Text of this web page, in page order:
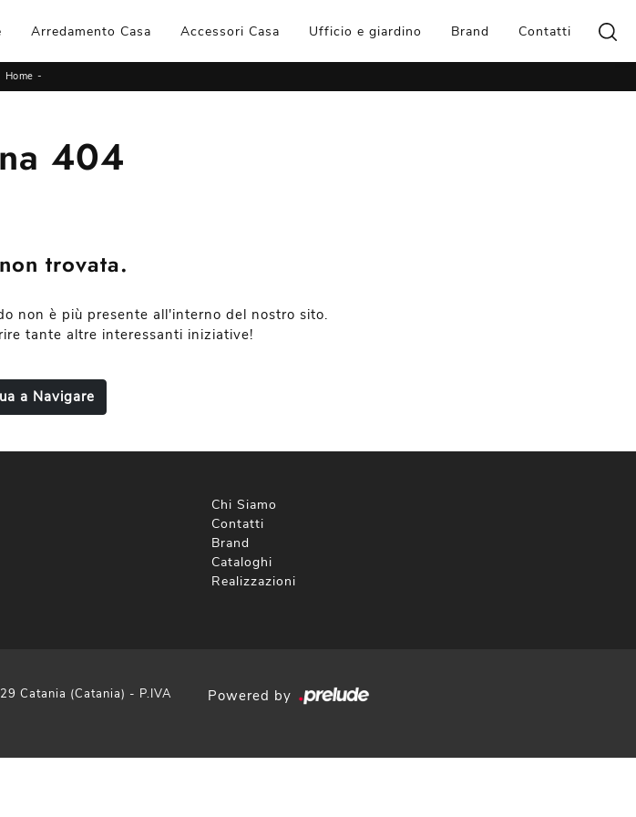
Arredamento Casa Accessori Casa Ufficio e giardino Brand Contatti
Home -
404
trovata.
non è più presente all'interno del nostro sito.
tante altre interessanti iniziative!
a Navigare
Chi Siamo
Contatti
Brand
Cataloghi
Realizzazioni
Catania (Catania) - P.IVA
Powered by